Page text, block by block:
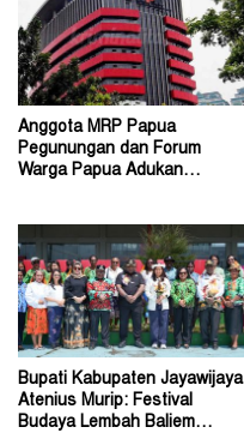
Anggota MRP Papua
Pegunungan dan Forum
Warga Papua Adukan
Bupati Kabupaten Jayawijaya
Atenius Murip: Festival
Budaya Lembah Baliem